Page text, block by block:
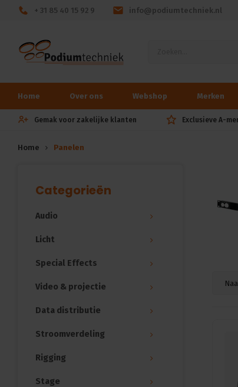
+ 31 85 40 15 92 9 info@podiumtechniek.nl
Home Over ons Webshop Merken
Gemak voor zakelijke klanten Exclusieve A-
Home Panelen
Categorieën
Audio
Licht
Special Effects
Video & projectie
Data distributie
Stroomverdeling
Rigging
Stage